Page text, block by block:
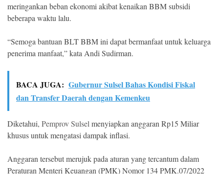
meringankan beban ekonomi akibat kenaikan BBM subsidi
beberapa waktu lalu.
“Semoga bantuan BLT BBM ini dapat bermanfaat untuk keluarga
penerima manfaat,” kata Andi Sudirman.
BACA JUGA: Gubernur Sulsel Bahas Kondisi Fiskal
dan Transfer Daerah dengan Kemenkeu
Diketahui, Pemprov Sulsel menyiapkan anggaran Rp15 Miliar
khusus untuk mengatasi dampak inflasi.
Anggaran tersebut merujuk pada aturan yang tercantum dalam
Peraturan Menteri Keuangan (PMK) Nomor 134 PMK.07/2022